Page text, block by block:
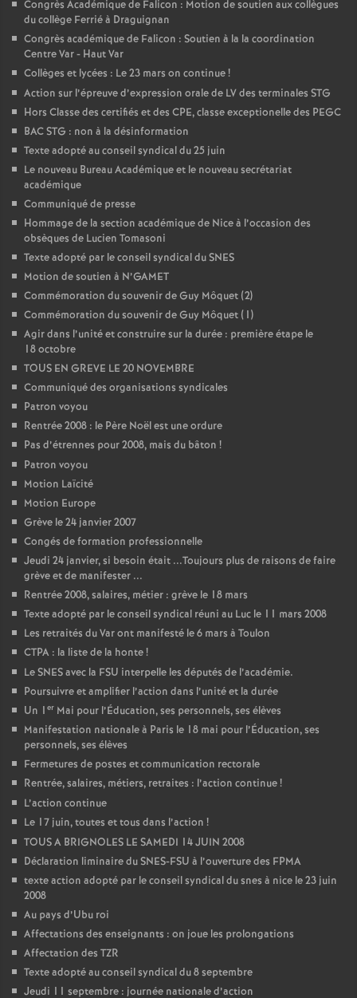
r
l
é
a
s
o
Congrès Académique de Falicon : Motion de soutien aux collègues
du collège Ferrié à Draguignan
Congrès académique de Falicon : Soutien à la la coordination
Centre Var - Haut Var
Collèges et lycées : Le 23 mars on continue!
Action sur l’épreuve d’expression orale de LV des terminales STG
Hors Classe des certifiés et des CPE, classe exceptionelle des PEGC
BAC STG : non à la désinformation
Texte adopté au conseil syndical du 25 juin
Le nouveau Bureau Académique et le nouveau secrétariat
académique
Communiqué de presse
Hommage de la section académique de Nice à l’occasion des
obsèques de Lucien Tomasoni
Texte adopté par le conseil syndical du SNES
Motion de soutien à N’GAMET
Commémoration du souvenir de Guy Môquet (2)
Commémoration du souvenir de Guy Môquet (1)
Agir dans l’unité et construire sur la durée : première étape le
18 octobre
TOUS EN GREVE LE 20 NOVEMBRE
Communiqué des organisations syndicales
Patron voyou
Rentrée 2008 : le Père Noël est une ordure
Pas d’étrennes pour 2008, mais du bâton !
Patron voyou
Motion Laïcité
Motion Europe
Grève le 24 janvier 2007
Congés de formation professionnelle
Jeudi 24 janvier, si besoin était ...Toujours plus de raisons de faire
grève et de manifester ...
Rentrée 2008, salaires, métier : grève le 18 mars
Texte adopté par le conseil syndical réuni au Luc le 11 mars 2008
Les retraités du Var ont manifesté le 6 mars à Toulon
CTPA : la liste de la honte!
Le SNES avec la FSU interpelle les députés de l’académie.
Poursuivre et amplifier l’action dans l’unité et la durée
Un 1 er Mai pour l’Éducation, ses personnels, ses élèves
Manifestation nationale à Paris le 18 mai pour l’Éducation, ses
personnels, ses élèves
Fermetures de postes et communication rectorale
Rentrée, salaires, métiers, retraites : l’action continue!
L’action continue
Le 17 juin, toutes et tous dans l’action !
TOUS A BRIGNOLES LE SAMEDI 14 JUIN 2008
Déclaration liminaire du SNES-FSU à l’ouverture des FPMA
texte action adopté par le conseil syndical du snes à nice le 23 juin
2008
Au pays d’Ubu roi
Affectations des enseignants : on joue les prolongations
Affectation des TZR
Texte adopté au conseil syndical du 8 septembre
Jeudi 11 septembre : journée nationale d’action